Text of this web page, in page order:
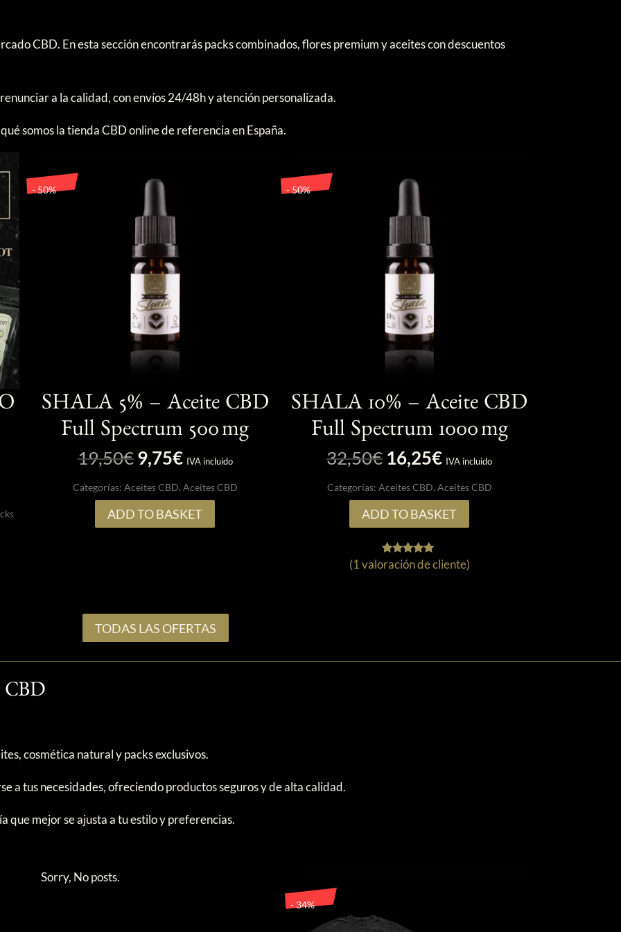
producto
producto
CBD. En esta sección encontrarás packs combinados, flores premium y aceites con descuentos
a la calidad, con envíos 24/48h y atención personalizada.
somos la tienda CBD online de referencia en España.
- 50%
SHALA 5% – Aceite CBD
Full Spectrum 500 mg
19,50€El
original
era:
19,50€.
9,75€El
actual
es:
9,75€.
IVA incluido
Categorías: Aceites CBD, Aceites CBD
ADD TO BASKET
- 50%
SHALA 10% – Aceite CBD
Full Spectrum 1000 mg
32,50€ El
original
era:
32,50€.
16,25€El
actual
es:
16,25€.
IVA incluido
Categorías: Aceites CBD, Aceites CBD
ADD TO BASKET
Valorado
con
1
(1valoración de cliente)
TODAS LAS OFERTAS
CBD
cosmética natural y packs exclusivos.
a tus necesidades, ofreciendo productos seguros y de alta calidad.
que mejor se ajusta a tu estilo y preferencias.
Sorry, No posts.